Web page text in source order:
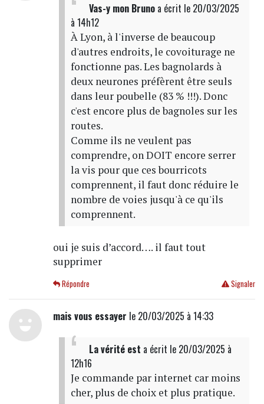
Vas-y mon Brunoa écrit le 20/03/2025
à 14h12
À Lyon, à l'inverse de beaucoup
d'autres endroits, le covoiturage ne
fonctionne pas. Les bagnolards à
deux neurones préfèrent être seuls
dans leur poubelle (83 % !!!). Donc
c'est encore plus de bagnoles sur les
routes.
Comme ils ne veulent pas
comprendre, on DOIT encore serrer
la vis pour que ces bourricots
comprennent, il faut donc réduire le
nombre de voies jusqu'à ce qu'ils
comprennent.
oui je suis d’accord…. il faut tout
supprimer
Signaler
Répondre
mais vous essayer le 20/03/2025 à 14:33
La vérité est a écrit le 20/03/2025 à
12h16
Je commande par internet car moins
cher, plus de choix et plus pratique.